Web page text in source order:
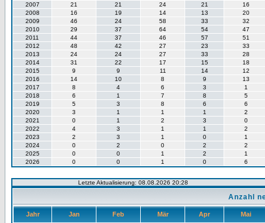
2007
21 21 24 21
16
2008
16 19 14 13
20
2009
46 24 58 33
32
2010
29 37 64 54
47
2011
44 37 46 57
51
2012
48 42 27 23
33
2013
24 24 27 33
28
2014
31 22 17 15
18
2015
9 9 11 14
12
2016
14 10 8 9
13
2017
8 4 6 3
1
2018
6 1 7 8
5
2019
5 3 8 6
6
2020
3 1 1 1
2
2021
0 1 2 3
0
2022
4 3 1 1
2
2023
2 3 1 0
1
2024
0 2 0 2
2
2025
0 0 1 2
1
2026
0 0 1 0 6
Letzte Aktualisierung: 08.08.2026 20:28
Anzahl
Jahr Jan Feb Mär Apr Mai